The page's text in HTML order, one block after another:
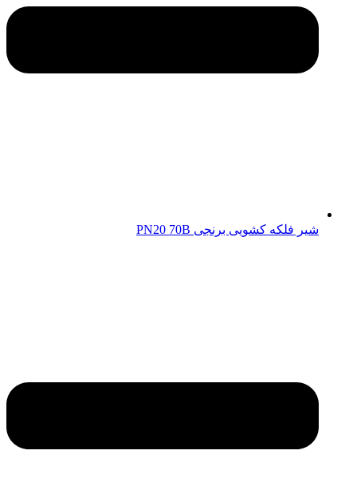
شیر فلکه کشویی برنجی PN20 70B